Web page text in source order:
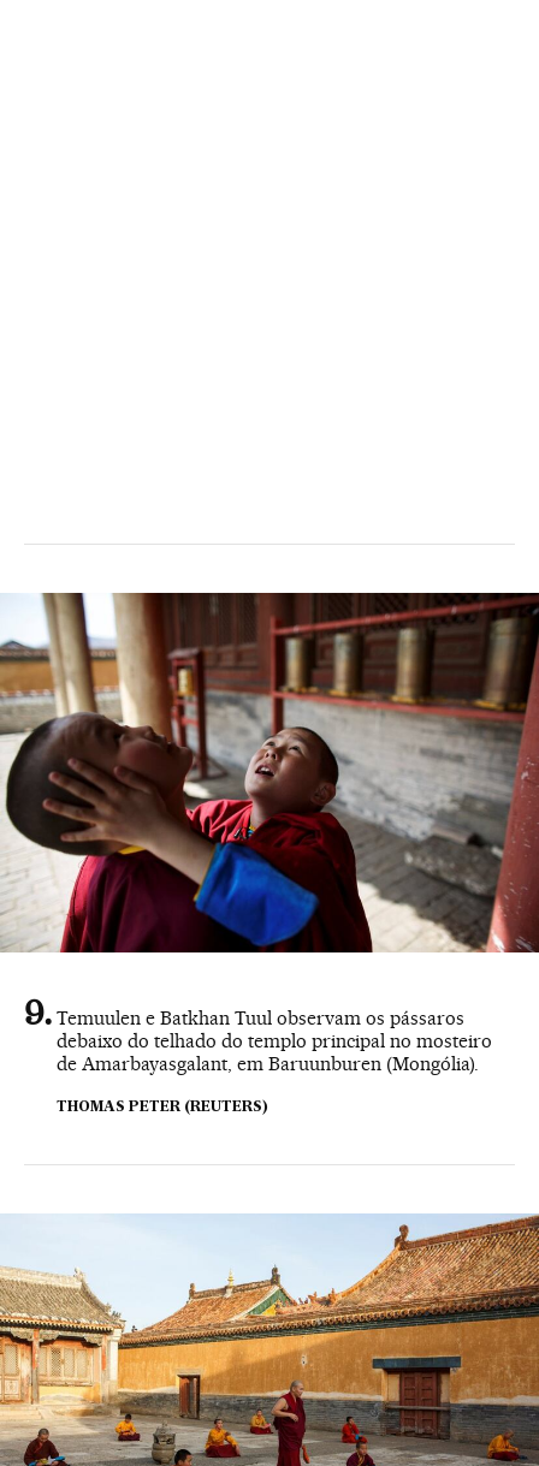
Temuulen e Batkhan Tuul observam os pássaros
debaixo do telhado do templo principal no mosteiro
de Amarbayasgalant, em Baruunburen (Mongólia).
THOMAS PETER (REUTERS)